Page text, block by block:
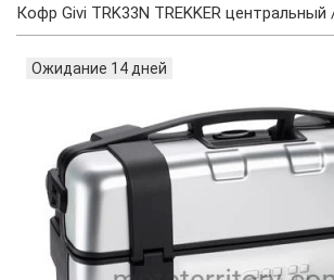
Кофр Givi TRK33N TREKKER
Ожидание 14 дней